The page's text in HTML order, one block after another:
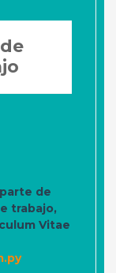
de
trabajo,
Vitae